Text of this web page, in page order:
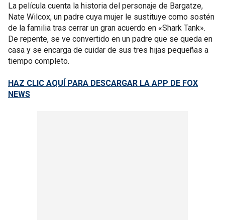
La película cuenta la historia del personaje de Bargatze,
Nate Wilcox, un padre cuya mujer le sustituye como sostén
de la familia tras cerrar un gran acuerdo en «Shark Tank».
De repente, se ve convertido en un padre que se queda en
casa y se encarga de cuidar de sus tres hijas pequeñas a
tiempo completo.
HAZ CLIC AQUÍ PARA DESCARGAR LA APP DE FOX
NEWS